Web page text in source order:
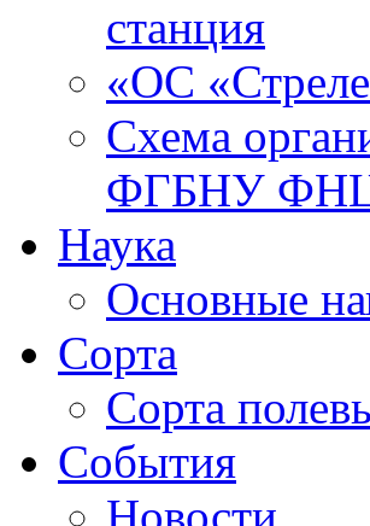
станция
«ОС
Схема
ФГБНУ
Наука
Основные
Сорта
Сорта
События